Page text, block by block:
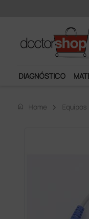
DIAGNÓSTICO
home Home Equipos